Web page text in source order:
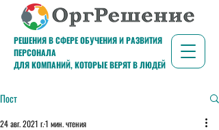
РЕШЕНИЯ В СФЕРЕ ОБУЧЕНИЯ И РАЗВИТИЯ
ПЕРСОНАЛА
ДЛЯ КОМПАНИЙ, КОТОРЫЕ ВЕРЯТ В ЛЮДЕЙ
Пост
24 авг. 2021 г.1 мин. чтения